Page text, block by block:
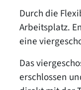
Durch die
Arbeitsplatz.
eine
Das
erschlossen